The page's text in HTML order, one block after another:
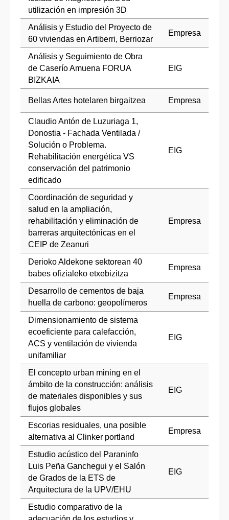
utilización en impresión 3D
Análisis y Estudio del Proyecto de
60 viviendas en Artiberri, Berriozar
Empresa
Análisis y Seguimiento de Obra
de Caserío Amuena FORUA
BIZKAIA
EIG
Bellas Artes hotelaren birgaitzea Empresa
Claudio Antón de Luzuriaga 1,
Donostia - Fachada Ventilada /
Solución o Problema.
Rehabilitación energética VS
conservación del patrimonio
edificado
EIG
Coordinación de seguridad y
salud en la ampliación,
rehabilitación y eliminación de
barreras arquitectónicas en el
CEIP de Zeanuri
Empresa
Derioko Aldekone sektorean 40
babes ofizialeko etxebizitza
Empresa
Desarrollo de cementos de baja
huella de carbono: geopolímeros
Empresa
Dimensionamiento de sistema
ecoeficiente para calefacción,
ACS y ventilación de vivienda
unifamiliar
EIG
El concepto urban mining en el
ámbito de la construcción: análisis
de materiales disponibles y sus
flujos globales
EIG
Escorias residuales, una posible
alternativa al Clinker portland
Empresa
Estudio acústico del Paraninfo
Luis Peña Ganchegui y el Salón
de Grados de la ETS de
Arquitectura de la UPV/EHU
EIG
Estudio comparativo de la